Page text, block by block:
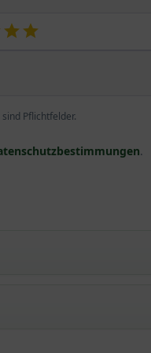
Pflichtfelder.
.
styraciflua